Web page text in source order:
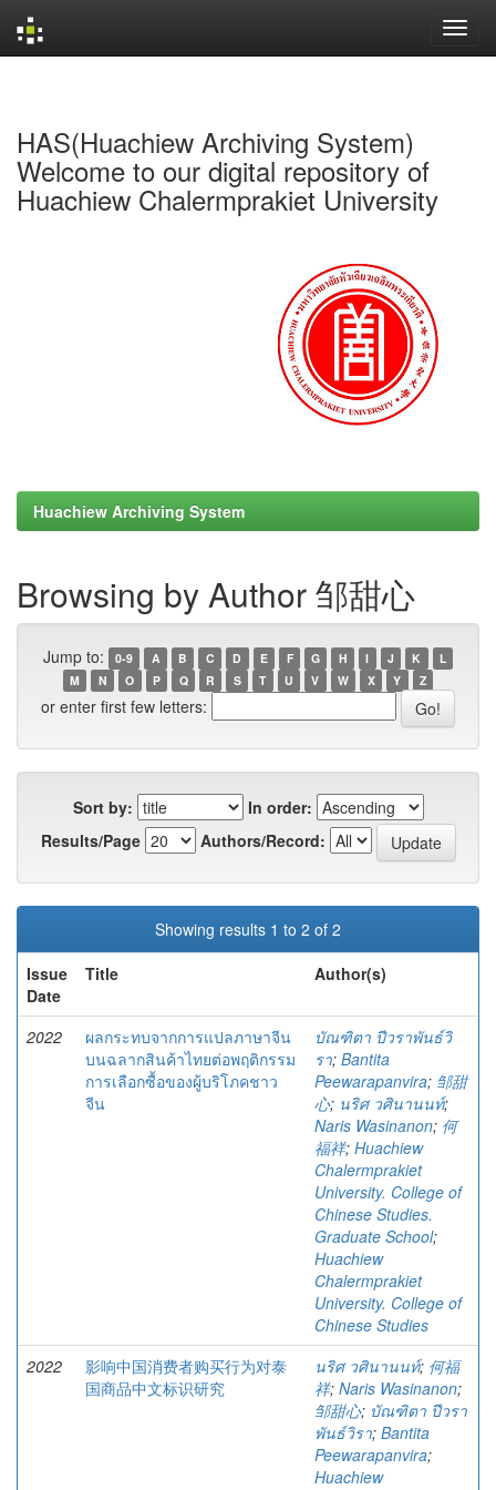
HAS(Huachiew Archiving System)
Welcome to our digital repository of
Huachiew Chalermprakiet University
Huachiew Archiving System
Browsing by Author 邹甜心
Jump to: 0-9 A B C D E F G H I J K
L
M
N O P Q R S T U V W X Y Z
or enter first few letters:
Sort by:
In order:
Results/Page
Authors/Record:
Showing results 1 to 2 of 2
Issue
Date
Title Author(s)
2022
ผลกระทบจากการแปลภาษาจีน
บนฉลากสินค้าไทยต่อพฤติกรรม
การเลือกซื้อของผู้บริโภคชาว
จีน
บัณฑิตา ปีวราพันธ์วิ
รา; Bantita
Peewarapanvira; 邹甜
心; นริศ วศินานนท์;
Naris Wasinanon; 何
福祥; Huachiew
Chalermprakiet
University. College of
Chinese Studies.
Graduate School;
Huachiew
Chalermprakiet
University. College of
Chinese Studies
2022
影响中国消费者购买行为对泰
国商品中文标识研究
นริศ วศินานนท์; 何福
祥; Naris Wasinanon;
邹甜心; บัณฑิตา ปีวรา
พันธ์วิรา; Bantita
Peewarapanvira;
Huachiew